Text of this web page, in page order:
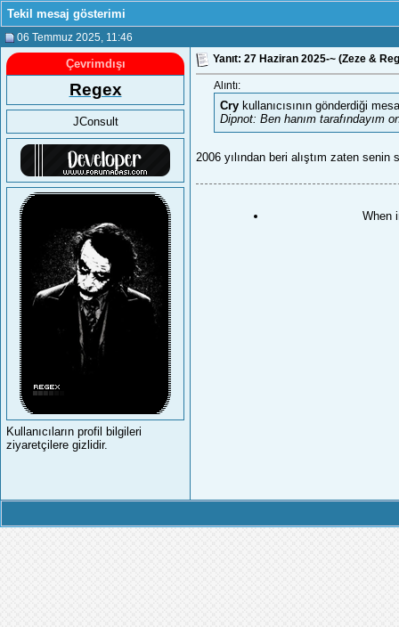
Tekil mesaj gösterimi
06 Temmuz 2025 , 11:46
Çevrimdışı
Regex
JConsult
Kullanıcıların profil bilgileri
ziyaretçilere gizlidir.
Yanıt: 27 Haziran 2025-~ (Zeze &
Alıntı:
Cry kullanıcısının gönderdiği
Dipnot: Ben hanım tarafındayım
2006 yılından beri alıştım zaten senin
When